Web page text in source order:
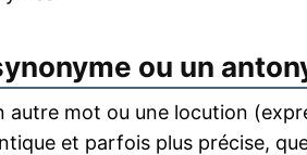
ou un
autre mot ou une locution
et parfois plus précise,